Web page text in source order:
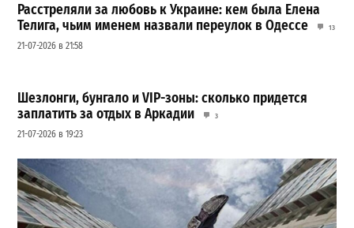
Расстреляли за любовь к Украине: кем была Елена
Телига, чьим именем назвали переулок в Одессе
13
21-07-2026 в 21:58
Шезлонги, бунгало и VIP-зоны: сколько придется
заплатить за отдых в Аркадии
3
21-07-2026 в 19:23